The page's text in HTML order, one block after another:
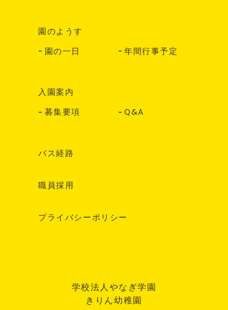
園のようす
園の一日
年間行事予定
入園案内
募集要項
Q&A
バス経路
職員採用
プライバシーポリシー
学校法人やなぎ学園
きりん幼稚園